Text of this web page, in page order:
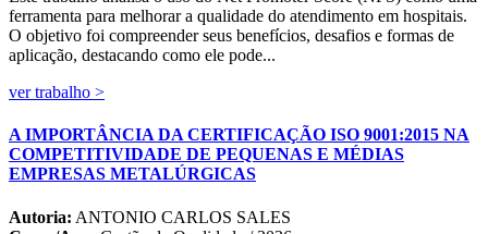
ferramenta para melhorar a qualidade do atendimento em hospitais.
O objetivo foi compreender seus benefícios, desafios e formas de
aplicação, destacando como ele pode...
ver trabalho >
A IMPORTÂNCIA DA CERTIFICAÇÃO ISO 9001:2015 NA
COMPETITIVIDADE DE PEQUENAS E MÉDIAS
EMPRESAS METALÚRGICAS
Autoria: ANTONIO CARLOS SALES